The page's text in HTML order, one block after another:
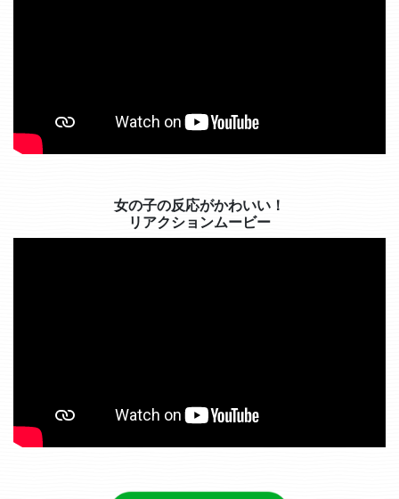
女の子の反応がかわいい！
リアクションムービー